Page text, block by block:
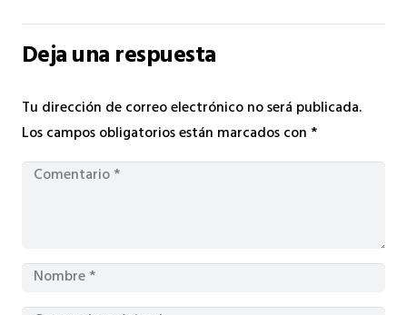
Deja una respuesta
Tu dirección de correo electrónico no será publicada.
Los campos obligatorios están marcados con*